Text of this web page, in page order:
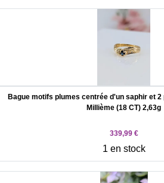
Bague motifs plumes centrée d'un saphir et
Millième (18 CT) 2,63g
339,99 €
1 en stock